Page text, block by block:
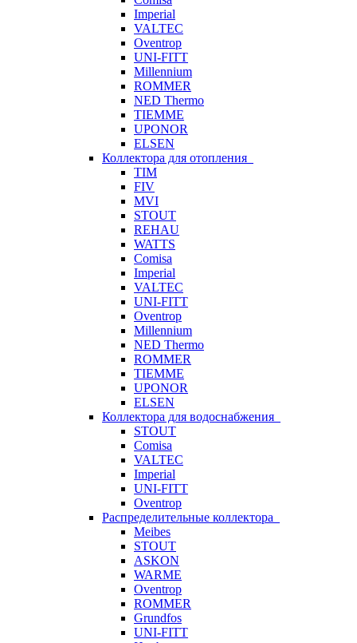
Imperial
VALTEC
Oventrop
UNI-FITT
Millennium
ROMMER
NED Thermo
TIEMME
UPONOR
ELSEN
Коллектора для отопления
TIM
FIV
MVI
STOUT
REHAU
WATTS
Comisa
Imperial
VALTEC
UNI-FITT
Oventrop
Millennium
NED Thermo
ROMMER
TIEMME
UPONOR
ELSEN
Коллектора для водоснабжения
STOUT
Comisa
VALTEC
Imperial
UNI-FITT
Oventrop
Распределительные коллектора
Meibes
STOUT
ASKON
WARME
Oventrop
ROMMER
Grundfos
UNI-FITT